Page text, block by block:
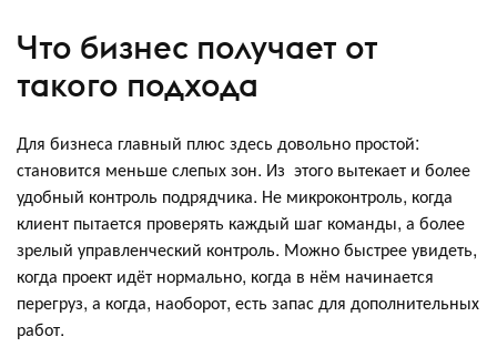
Что бизнес получает от
такого подхода
Для бизнеса главный плюс здесь довольно простой:
становится меньше слепых зон. Из этого вытекает и более
удобный контроль подрядчика. Не микроконтроль, когда
клиент пытается проверять каждый шаг команды, а более
зрелый управленческий контроль. Можно быстрее увидеть,
когда проект идёт нормально, когда в нём начинается
перегруз, а когда, наоборот, есть запас для дополнительных
работ.